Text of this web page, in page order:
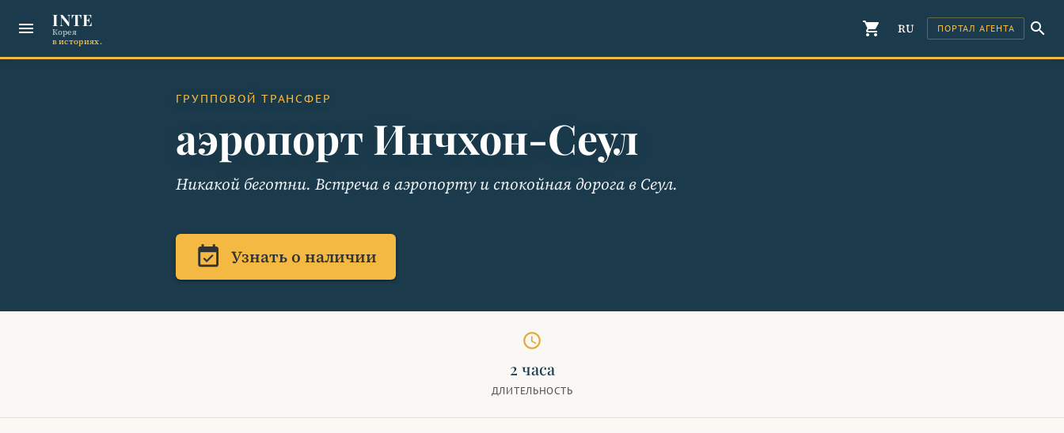
menu INTE
Корея
в историях.
shopping_cart RU ПОРТАЛ АГЕНТА search
ГРУППОВОЙ ТРАНСФЕР
аэропорт Инчхон-Сеул
Никакой беготни. Встреча в аэропорту и спокойная дорога в Сеул.
event_available Узнать о наличии
schedule
2 часа
ДЛИТЕЛЬНОСТЬ